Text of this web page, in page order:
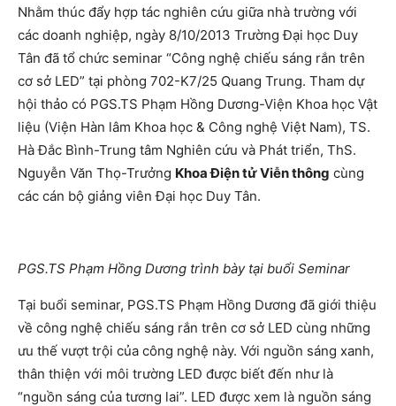
Nhằm thúc đẩy hợp tác nghiên cứu giữa nhà trường với
các doanh nghiệp, ngày 8/10/2013 Trường Đại học Duy
Tân đã tổ chức seminar “Công nghệ chiếu sáng rắn trên
cơ sở LED” tại phòng 702-K7/25 Quang Trung. Tham dự
hội thảo có PGS.TS Phạm Hồng Dương-Viện Khoa học Vật
liệu (Viện Hàn lâm Khoa học & Công nghệ Việt Nam), TS.
Hà Đắc Bình-Trung tâm Nghiên cứu và Phát triển, ThS.
Nguyễn Văn Thọ-Trưởng Khoa Điện tử Viễn thông cùng
các cán bộ giảng viên Đại học Duy Tân.
PGS.TS Phạm Hồng Dương trình bày tại buổi Seminar
Tại buổi seminar, PGS.TS Phạm Hồng Dương đã giới thiệu
về công nghệ chiếu sáng rắn trên cơ sở LED cùng những
ưu thế vượt trội của công nghệ này. Với nguồn sáng xanh,
thân thiện với môi trường LED được biết đến như là
“nguồn sáng của tương lai”. LED được xem là nguồn sáng